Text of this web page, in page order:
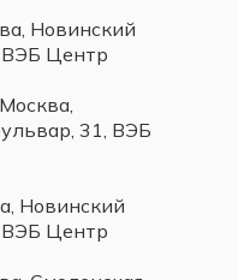
Новинский
ВЭБ Центр
31, ВЭБ
Новинский
ВЭБ Центр